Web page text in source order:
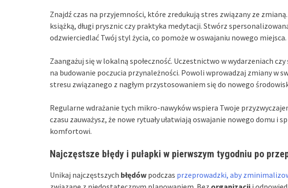
Znajdź czas na przyjemności, które zredukują stres związany ze
książką, długi prysznic czy praktyka medytacji. Stwórz
odzwierciedlać Twój styl życia, co pomoże w oswajaniu nowego miejsca.
Zaangażuj się w lokalną społeczność. Uczestnictwo w wydarzeniach
na budowanie poczucia przynależności. Powoli wprowadzaj zmiany w
stresu związanego z nagłym przystosowaniem się do nowego
Regularne wdrażanie tych mikro-nawyków wspiera Twoje
czasu zauważysz, że nowe rytuały ułatwiają oswajanie nowego domu i
komfortowi.
Najczęstsze błędy i pułapki w pierwszym tygodniu po
Unikaj najczęstszych błędów podczas przeprowadzki, aby